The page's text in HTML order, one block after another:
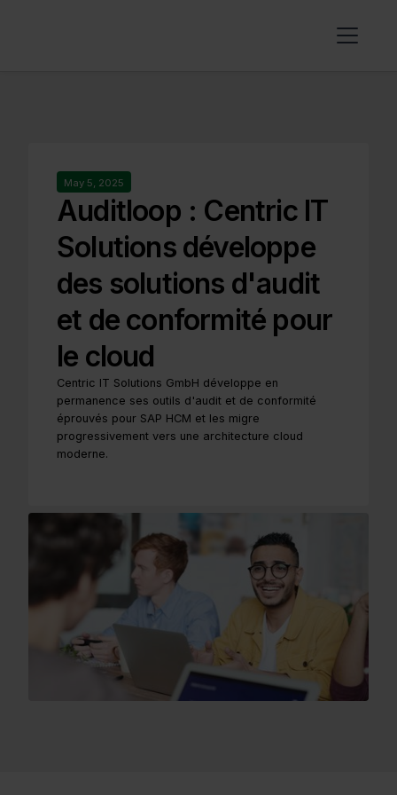
May 5, 2025
Auditloop : Centric IT
Solutions développe
des solutions d'audit
et de conformité pour
le cloud
Centric IT Solutions GmbH développe en
permanence ses outils d'audit et de conformité
éprouvés pour SAP HCM et les migre
progressivement vers une architecture cloud
moderne.